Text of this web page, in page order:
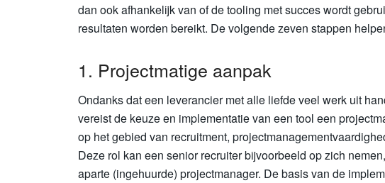
dan ook afhankelijk van of de tooling met succes wordt
resultaten worden bereikt. De volgende zeven stappen
1. Projectmatige aanpak
Ondanks dat een leverancier met alle liefde veel werk uit
vereist de keuze en implementatie van een tool een
op het gebied van recruitment,
Deze rol kan een senior recruiter bijvoorbeeld op zich
aparte (ingehuurde) projectmanager. De basis van de